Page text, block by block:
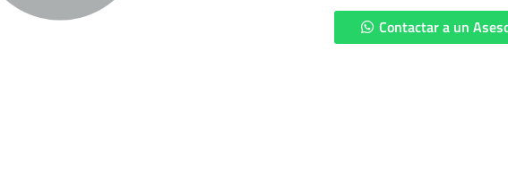
Y
LENGUETA-
13SHL45N(AIMX)
Contactar a un